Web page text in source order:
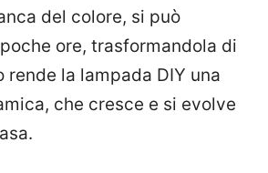
del colore, si può
ore, trasformandola di
rende la lampada DIY una
che cresce e si evolve